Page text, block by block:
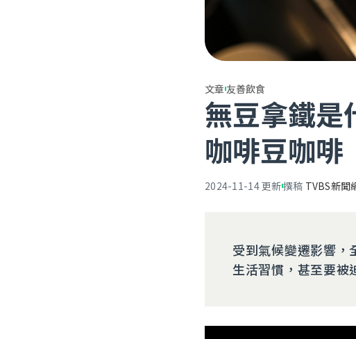
文章友善飲食
無豆拿鐵是
咖啡豆咖啡
2024-11-14更新撰稿 TVBS新聞
受到氣候變遷影響，
生活習慣，甚至要被